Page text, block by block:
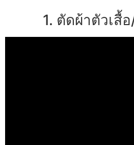
1. ตัดผ้าตัวเสื้